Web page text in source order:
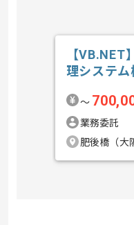
【VB.NET
理システム
〜
業務委託
肥後橋（大